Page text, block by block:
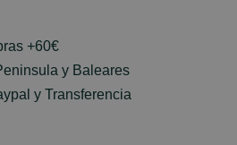
+60€
y Baleares
y Transferencia